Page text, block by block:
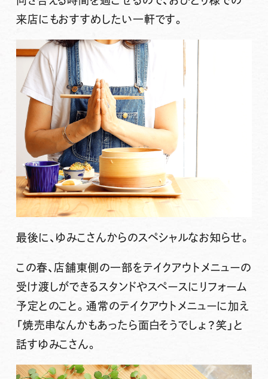
来店にもおすすめしたい一軒です。
最後に、ゆみこさんからのスペシャルなお知らせ。
この春、店舗東側の一部をテイクアウトメニューの
受け渡しができるスタンドやスペースにリフォーム
予定とのこと。通常のテイクアウトメニューに加え
「焼売串なんかもあったら面白そうでしょ？笑」と
話すゆみこさん。